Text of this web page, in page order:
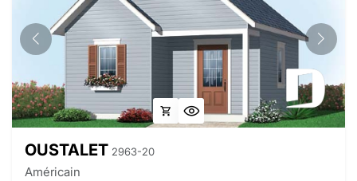
OUSTALET 2963-20
Américain